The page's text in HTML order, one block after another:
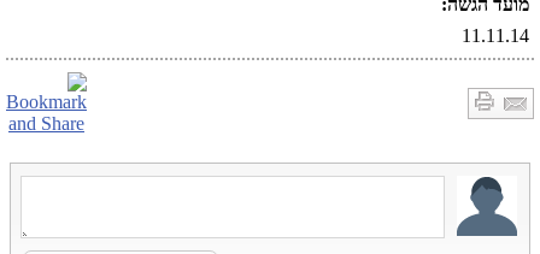
מועד הגשה:
11.11.14